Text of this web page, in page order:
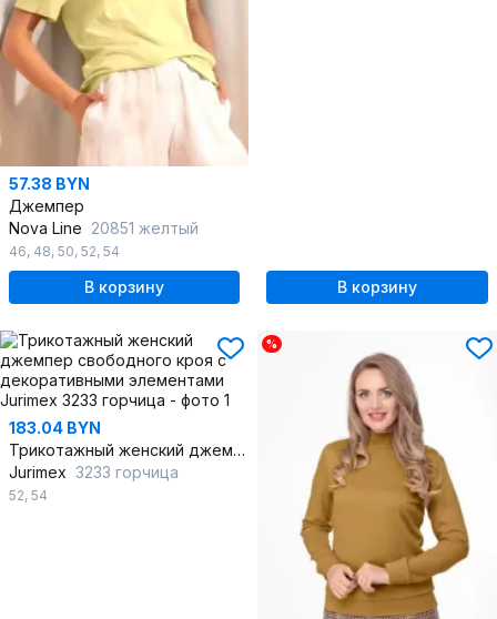
57.38 BYN
Джемпер
Nova Line 20851 желтый
46, 48, 50, 52, 54
В корзину В корзину
183.04 BYN
Трикотажный женский джемпер свободного кроя с декоративными элементами
Jurimex 3233 горчица
52, 54
%